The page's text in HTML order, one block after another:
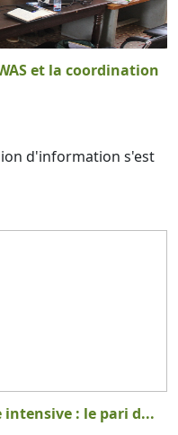
et la coordination
d'information s'est
: le pari d...